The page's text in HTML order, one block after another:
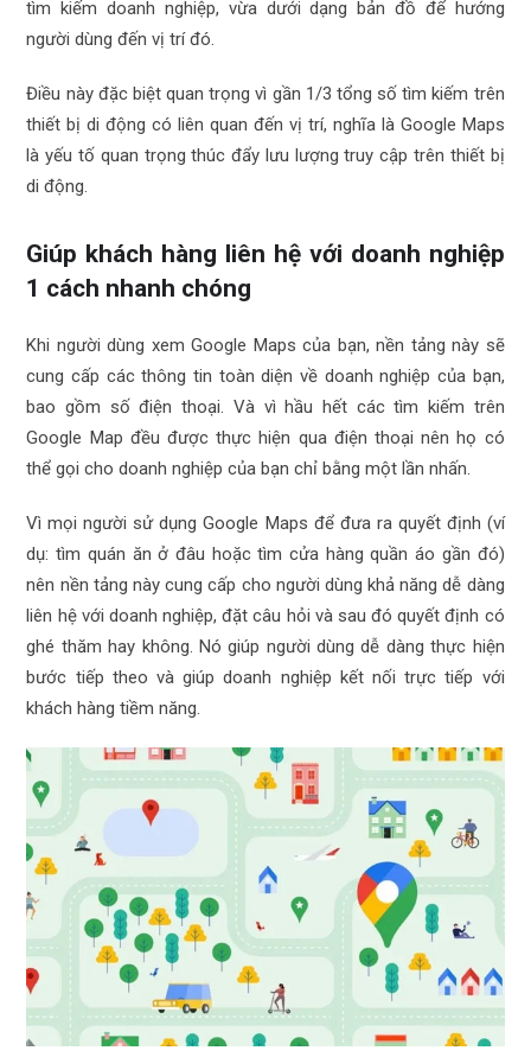
tìm kiếm doanh nghiệp, vừa dưới dạng bản đồ để hướng
người dùng đến vị trí đó.
Điều này đặc biệt quan trọng vì gần 1/3 tổng số tìm kiếm trên
thiết bị di động có liên quan đến vị trí, nghĩa là Google Maps
là yếu tố quan trọng thúc đẩy lưu lượng truy cập trên thiết bị
di động.
Giúp khách hàng liên hệ với doanh nghiệp
1 cách nhanh chóng
Khi người dùng xem Google Maps của bạn, nền tảng này sẽ
cung cấp các thông tin toàn diện về doanh nghiệp của bạn,
bao gồm số điện thoại. Và vì hầu hết các tìm kiếm trên
Google Map đều được thực hiện qua điện thoại nên họ có
thể gọi cho doanh nghiệp của bạn chỉ bằng một lần nhấn.
Vì mọi người sử dụng Google Maps để đưa ra quyết định (ví
dụ: tìm quán ăn ở đâu hoặc tìm cửa hàng quần áo gần đó)
nên nền tảng này cung cấp cho người dùng khả năng dễ dàng
liên hệ với doanh nghiệp, đặt câu hỏi và sau đó quyết định có
ghé thăm hay không. Nó giúp người dùng dễ dàng thực hiện
bước tiếp theo và giúp doanh nghiệp kết nối trực tiếp với
khách hàng tiềm năng.